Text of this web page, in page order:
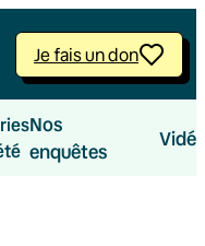
Je fais un don
Nos
enquêtes